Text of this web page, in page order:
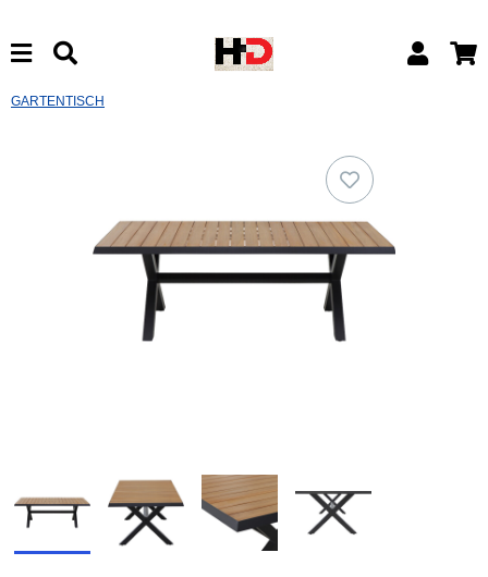
GARTENTISCH